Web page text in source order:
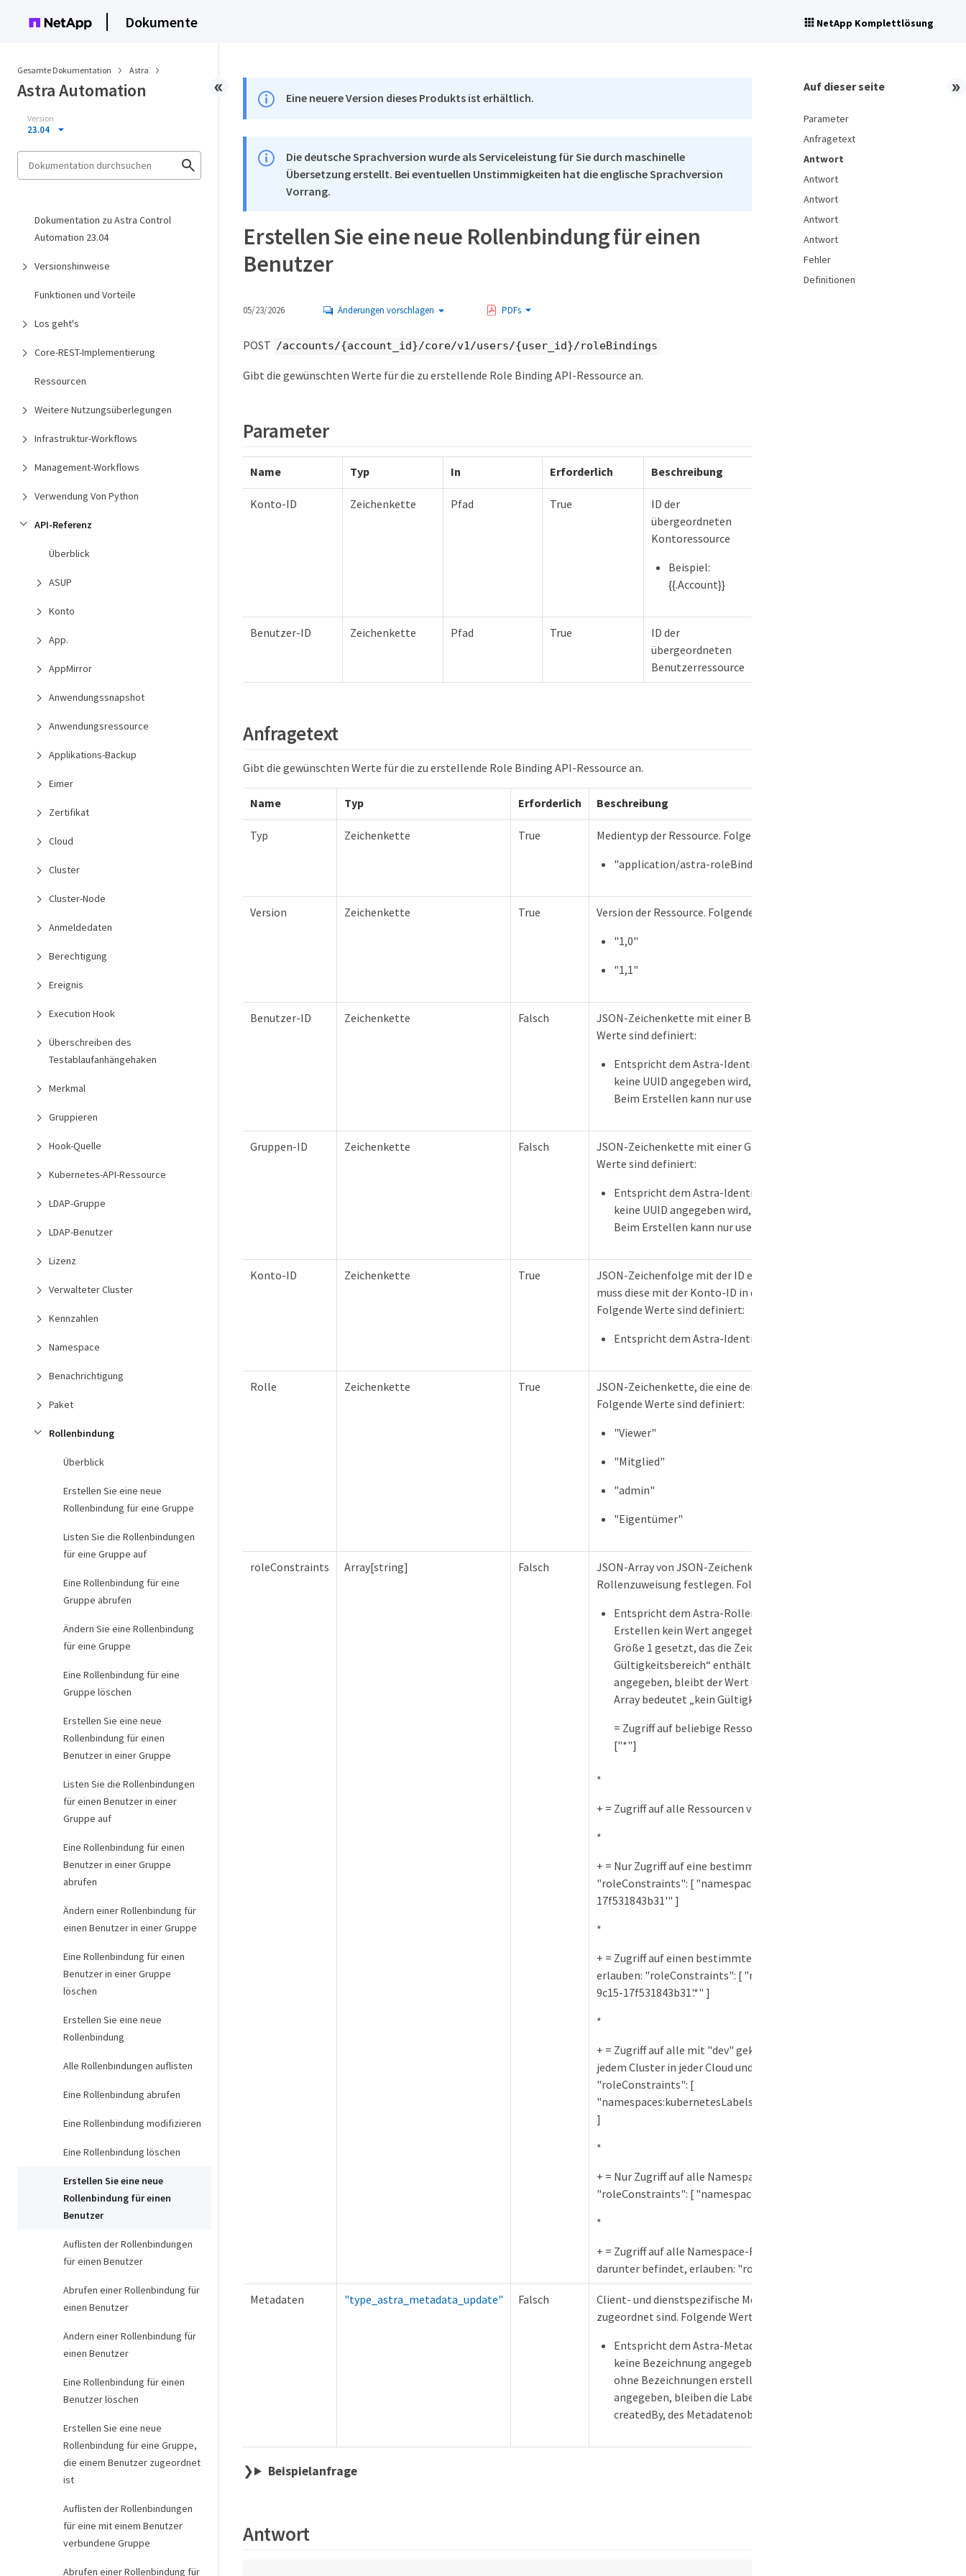
Dokumente NetApp Komplettlösung
Gesamte Dokumentation Astra
Astra Automation
Version
23.04
Dokumentation zu Astra Control
Automation 23.04
Versionshinweise
Funktionen und Vorteile
Los geht's
Core-REST-Implementierung
Ressourcen
Weitere Nutzungsüberlegungen
Infrastruktur-Workflows
Management-Workflows
Verwendung Von Python
API-Referenz
Überblick
ASUP
Konto
App.
AppMirror
Anwendungssnapshot
Anwendungsressource
Applikations-Backup
Eimer
Zertifikat
Cloud
Cluster
Cluster-Node
Anmeldedaten
Berechtigung
Ereignis
Execution Hook
Überschreiben des
Testablaufanhängehaken
Merkmal
Gruppieren
Hook-Quelle
Kubernetes-API-Ressource
LDAP-Gruppe
LDAP-Benutzer
Lizenz
Verwalteter Cluster
Kennzahlen
Namespace
Benachrichtigung
Paket
Rollenbindung
Überblick
Erstellen Sie eine neue
Rollenbindung für eine Gruppe
Listen Sie die Rollenbindungen
für eine Gruppe auf
Eine Rollenbindung für eine
Gruppe abrufen
Ändern Sie eine Rollenbindung
für eine Gruppe
Eine Rollenbindung für eine
Gruppe löschen
Erstellen Sie eine neue
Rollenbindung für einen
Benutzer in einer Gruppe
Listen Sie die Rollenbindungen
für einen Benutzer in einer
Gruppe auf
Eine Rollenbindung für einen
Benutzer in einer Gruppe
abrufen
Ändern einer Rollenbindung für
einen Benutzer in einer Gruppe
Eine Rollenbindung für einen
Benutzer in einer Gruppe
löschen
Erstellen Sie eine neue
Rollenbindung
Alle Rollenbindungen auflisten
Eine Rollenbindung abrufen
Eine Rollenbindung modifizieren
Eine Rollenbindung löschen
Erstellen Sie eine neue
Rollenbindung für einen
Benutzer
Auflisten der Rollenbindungen
für einen Benutzer
Abrufen einer Rollenbindung für
einen Benutzer
Ändern einer Rollenbindung für
einen Benutzer
Eine Rollenbindung für einen
Benutzer löschen
Erstellen Sie eine neue
Rollenbindung für eine Gruppe,
die einem Benutzer zugeordnet
ist
Auflisten der Rollenbindungen
für eine mit einem Benutzer
verbundene Gruppe
Abrufen einer Rollenbindung für
Eine neuere Version dieses Produkts ist erhältlich.
Die deutsche Sprachversion wurde als Serviceleistung für Sie durch maschinelle
Übersetzung erstellt. Bei eventuellen Unstimmigkeiten hat die englische Sprachversion
Vorrang.
Erstellen Sie eine neue Rollenbindung für einen
Benutzer
05/23/2026 Änderungen vorschlagen PDFs
POST /accounts/{account_id}/core/v1/users/{user_id}/roleBindings
Gibt die gewünschten Werte für die zu erstellende Role Binding API-Ressource an.
Parameter
Name Typ In Erforderlich Beschreibung
Konto-ID Zeichenkette Pfad True
ID der
übergeordneten
Kontoressource
Beispiel:
{{.Account}}
Benutzer-ID Zeichenkette Pfad True
ID der
übergeordneten
Benutzerressource
Anfragetext
Gibt die gewünschten Werte für die zu erstellende Role Binding API-Ressource an.
Name Typ Erforderlich Beschreibung
Typ Zeichenkette True
Medientyp der Ressource. Folgende Werte sind definiert:
"application/astra-roleBinding"
Version Zeichenkette True
Version der Ressource. Folgende Werte sind definiert:
"1,0"
"1,1"
Benutzer-ID Zeichenkette Falsch
JSON-Zeichenkette mit einer Benutzerressourcen-ID. Folgende
Werte sind definiert:
Entspricht dem Astra-Identifikatorschema. Falls beim Erstellen
keine UUID angegeben wird, wird eine leere UUID verwendet.
Beim Erstellen kann nur userID oder groupID angegeben werden.
Gruppen-ID Zeichenkette Falsch
JSON-Zeichenkette mit einer Gruppenressourcen-ID. Folgende
Werte sind definiert:
Entspricht dem Astra-Identifikatorschema. Falls beim Erstellen
keine UUID angegeben wird, wird eine leere UUID verwendet.
Beim Erstellen kann nur userID oder groupID angegeben werden.
Konto-ID Zeichenkette True
JSON-Zeichenfolge mit der ID einer Kontoressource. Beim Erstellen
muss diese mit der Konto-ID in der Anfrage-URI übereinstimmen.
Folgende Werte sind definiert:
Entspricht dem Astra-Identifikatorschema
Rolle Zeichenkette True
JSON-Zeichenkette, die eine der vier definierten Rollen enthält.
Folgende Werte sind definiert:
"Viewer"
"Mitglied"
"admin"
"Eigentümer"
roleConstraints Array[string] Falsch
JSON-Array von JSON-Zeichenketten, die den Umfang der
Rollenzuweisung festlegen. Folgende Werte sind definiert:
Entspricht dem Astra-Rollenbeschränkungsschema. Wird beim
Erstellen kein Wert angegeben, wird dieser auf ein Array der
Größe 1 gesetzt, das die Zeichenkette „*“ für „vollständiger
Gültigkeitsbereich“ enthält. Wird beim Aktualisieren kein Wert
angegeben, bleibt der Wert unverändert erhalten. Ein leeres
Array bedeutet „kein Gültigkeitsbereich“. Beispiele: *
= Zugriff auf beliebige Ressourcen erlauben: "roleConstraints":
["*"]
*
+ = Zugriff auf alle Ressourcen verweigern: "roleConstraints": []
*
+ = Nur Zugriff auf eine bestimmte Namespace-Ressource erlauben:
"roleConstraints": [ "namespaces:id='6fa2f917-f730-41b8-9c15-
17f531843b31'" ]
*
+ = Zugriff auf einen bestimmten Namensraum und alles darunter
erlauben: "roleConstraints": [ "namespaces:id='6fa2f917-f730-41b8-
9c15-17f531843b31'.*" ]
*
+ = Zugriff auf alle mit "dev" gekennzeichneten Namespaces in
jedem Cluster in jeder Cloud und auf alles darunter erlauben:
"roleConstraints": [
"namespaces:kubernetesLabels='
]
*
+ = Nur Zugriff auf alle Namespace-Ressourcen erlauben:
"roleConstraints": [ "namespaces:*" ]
*
+ = Zugriff auf alle Namespace-Ressourcen und alles, was sich
darunter befindet, erlauben: "roleConstraints": [ "namespaces:
Metadaten "type_astra_metadata_update" Falsch
Client- und dienstspezifische Metadaten, die der Ressource
zugeordnet sind. Folgende Werte sind definiert:
Entspricht dem Astra-Metadatenschema. Falls beim Erstellen
keine Bezeichnung angegeben wird, wird ein Metadatenobjekt
ohne Bezeichnungen erstellt. Wird beim Aktualisieren kein Label
angegeben, bleiben die Labels, creationTimestamp und
createdBy, des Metadatenobjekts unverändert erhalten.
Beispielanfrage
Antwort
Auf dieser seite
Parameter
Anfragetext
Antwort
Antwort
Antwort
Antwort
Antwort
Fehler
Definitionen